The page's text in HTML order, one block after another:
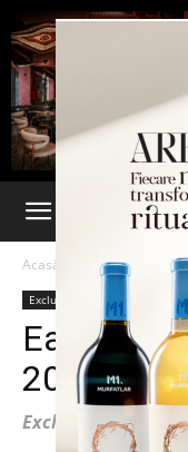
Acasă Exclusiv 7est
Exclusiv 7est Magazin
East
2019 la
Exclusiv 7est